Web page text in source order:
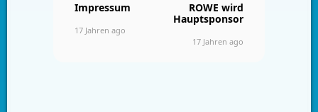
Impressum
17 Jahren ago
ROWE wird
Hauptsponsor
17 Jahren ago